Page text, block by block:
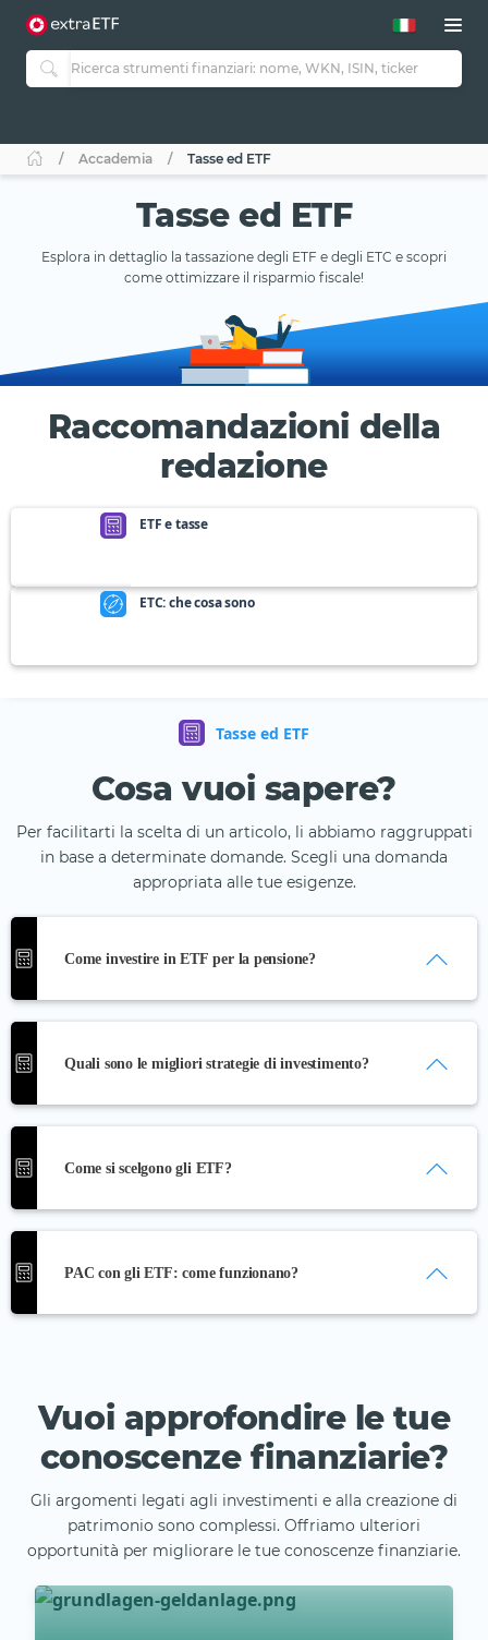
Accademia Tasse ed ETF
Tasse ed ETF
Esplora in dettaglio la tassazione degli ETF e degli ETC e scopri
come ottimizzare il risparmio fiscale!
Raccomandazioni della
redazione
ETF e tasse
ETC: che cosa sono
Tasse ed ETF
Cosa vuoi sapere?
Per facilitarti la scelta di un articolo, li abbiamo raggruppati
in base a determinate domande. Scegli una domanda
appropriata alle tue esigenze.
Come investire in ETF per la pensione?
Quali sono le migliori strategie di investimento?
Come si scelgono gli ETF?
La tracking difference per gli ETF
ETF per principianti
PAC con gli ETF: come funzionano?
Vuoi approfondire le tue
conoscenze finanziarie?
Gli argomenti legati agli investimenti e alla creazione di
patrimonio sono complessi. Offriamo ulteriori
opportunità per migliorare le tue conoscenze finanziarie.